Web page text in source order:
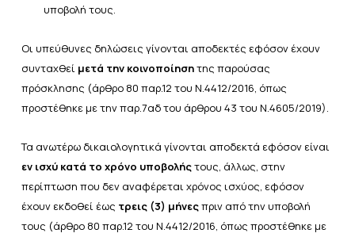
υποβολή τους.
Οι υπεύθυνες δηλώσεις γίνονται αποδεκτές εφόσον έχουν
συνταχθεί μετά την κοινοποίησητης παρούσας
πρόσκλησης (άρθρο 80 παρ.12 του Ν.4412/2016 , όπως
προστέθηκε με τηνπαρ.7αδ του άρθρου 43 του Ν.4605/2019).
Τα ανωτέρω δικαιολογητικά γίνονται αποδεκτά εφόσον είναι
εν ισχύ κατά το χρόνο υποβολήςτους, άλλως, στην
περίπτωση που δεν αναφέρεται χρόνος ισχύος, εφόσον
έχουν εκδοθεί έως τρεις (3) μήνεςπριν από την υποβολή
τους (άρθρο 80 παρ.12 του Ν.4412/2016 , όπως προστέθηκε με